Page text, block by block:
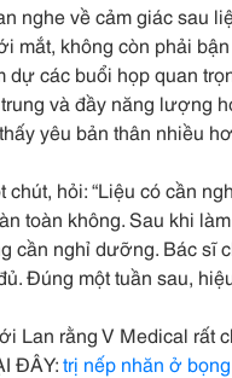
nghe về cảm giác sau
mắt, không còn phải
dự các buổi họp quan
và đầy năng lượng
yêu bản thân nhiều
chút, hỏi: “Liệu có cần
toàn không. Sau khi
cần nghỉ dưỡng. Bác sĩ
Đúng một tuần sau,
Lan rằng V Medical rất
ĐÂY:trị nếp nhăn ở